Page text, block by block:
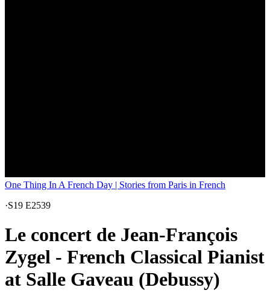
One Thing In A French Day | Stories from Paris in French
·S19 E2539
Le concert de Jean-François
Zygel - French Classical Pianist
at Salle Gaveau (Debussy)